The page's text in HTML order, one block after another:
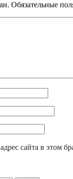
Обязательные
сайта в этом